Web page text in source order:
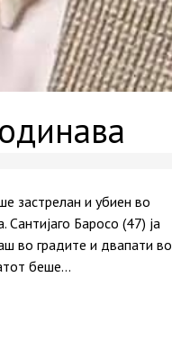
застрелан и убиен во
Баросо (47) ја
во градите и двапати во
беше…